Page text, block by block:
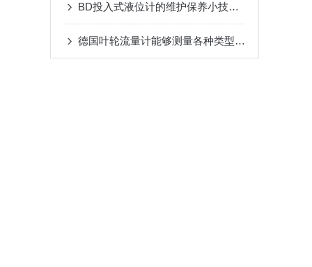
BD投入式液位计的维护保养小技巧分享
德国叶轮流量计能够测量各种类型的流体